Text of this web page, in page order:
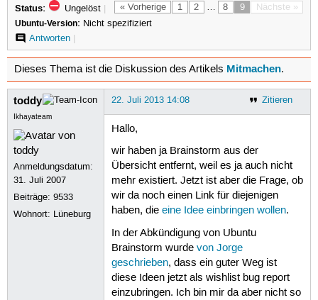
« Vorherige 1 2 … 8 9 Nächste »
Status: Ungelöst |
Ubuntu-Version: Nicht spezifiziert
Antworten|
Dieses Thema ist die Diskussion des Artikels Mitmachen.
toddy
Ikhayateam
Anmeldungsdatum:
31. Juli 2007
Beiträge:9533
Wohnort: Lüneburg
Zitieren
22. Juli 2013 14:08
Hallo,
wir haben ja Brainstorm aus der
Übersicht entfernt, weil es ja auch nicht
mehr existiert. Jetzt ist aber die Frage, ob
wir da noch einen Link für diejenigen
haben, die eine Idee einbringen wollen.
In der Abkündigung von Ubuntu
Brainstorm wurde von Jorge
geschrieben, dass ein guter Weg ist
diese Ideen jetzt als wishlist bug report
einzubringen. Ich bin mir da aber nicht so